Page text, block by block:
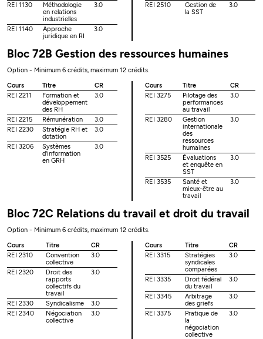
REI 1130
Méthodologie
en relations
industrielles
3.0
REI 1140
Approche
juridique en RI
3.0
REI 2510
Gestion de
la SST
3.0
Bloc 72B Gestion des ressources humaines
Option - Minimum 6 crédits, maximum 12 crédits.
Cours
Titre
CR
REI 2211
Formation et
développement
des RH
3.0
REI 2215 Rémunération
3.0
REI 2230
Stratégie RH et
dotation
3.0
REI 3206
Systèmes
d'information
en GRH
3.0
Cours Titre
CR
REI 3275
Pilotage des
performances
au travail
3.0
REI 3280
Gestion
internationale
des
ressources
humaines
3.0
REI 3525
Évaluations
et enquête en
SST
3.0
REI 3535
Santé et
mieux-être au
travail
3.0
Bloc 72C Relations du travail et droit du travail
Option - Minimum 6 crédits, maximum 12 crédits.
Cours
Titre
CR
REI 2310
Convention
collective
3.0
REI 2320
Droit des
rapports
collectifs du
travail
3.0
REI 2330 Syndicalisme
3.0
REI 2340
Négociation
collective
3.0
Cours Titre
CR
REI 3315
Stratégies
syndicales
comparées
3.0
REI 3335
Droit fédéral
du travail
3.0
REI 3345
Arbitrage
des griefs
3.0
REI 3375
Pratique de
la
négociation
collective
3.0